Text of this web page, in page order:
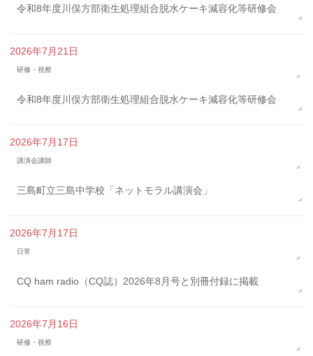
令和8年度川俣方部衛生処理組合脱水ケーキ減容化等研修会
2026年7月21日
研修・視察
令和8年度川俣方部衛生処理組合脱水ケーキ減容化等研修会
2026年7月17日
講演会講師
三島町立三島中学校「ネットモラル講演会」
2026年7月17日
日常
CQ ham radio（CQ誌）2026年8月号と別冊付録に掲載
2026年7月16日
研修・視察